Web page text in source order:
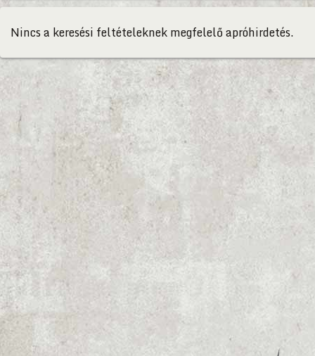
Nincs a keresési feltételeknek megfelelő apróhirdetés.